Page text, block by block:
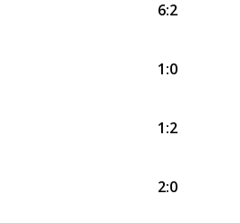
6:2
1:0
1:2
2:0